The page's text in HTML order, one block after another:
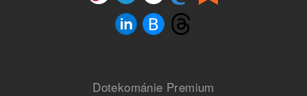
Dotekománie Premium